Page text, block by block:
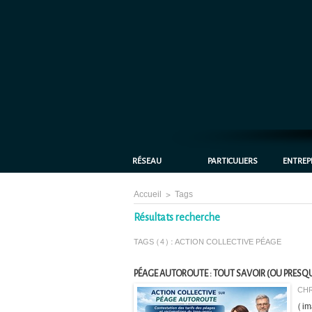
RÉSEAU PARTICULIERS
Accueil > Tags
Résultats recherche
TAGS (4) : ACTION COLLECTIVE PÉAGE
PÉAGE AUTOROUTE : TOUT SAVOIR (OU